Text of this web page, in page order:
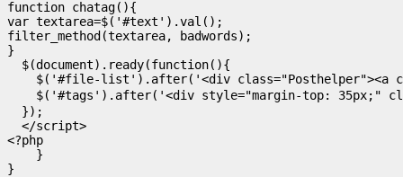
function chatag(){
var textarea=$('#text').val();
filter_method(textarea, badwords);
}
  $(document).ready(function(){
$('#file-list').after('<div class="Posthelper"><a
$('#tags').after('<div style="margin-top: 35px;"
  });
  </script>
<?php
    }
}